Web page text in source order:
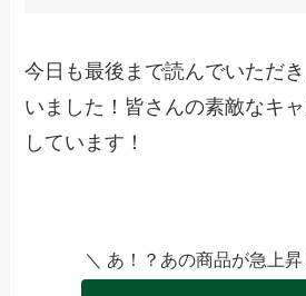
今日も最後まで読んでいただ
いました！皆さんの素敵なキ
しています！
＼ あ！？あの商品が急上